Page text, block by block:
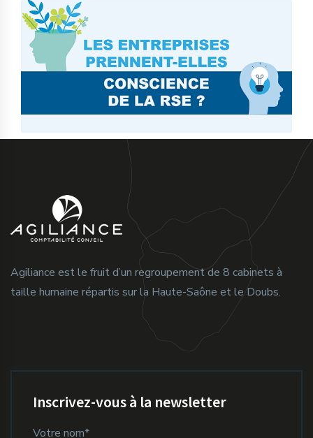
Agiliance est le fruit d’un regroupement de 8 cabinets à
taille humaine répartis sur la Haute-Saône et le Doubs.
Inscrivez-vous à la newsletter